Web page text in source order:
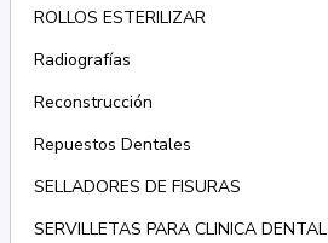
ROLLOS ESTERILIZAR
Radiografías
Reconstrucción
Repuestos Dentales
SELLADORES DE FISURAS
SERVILLETAS PARA CLINICA DENTAL